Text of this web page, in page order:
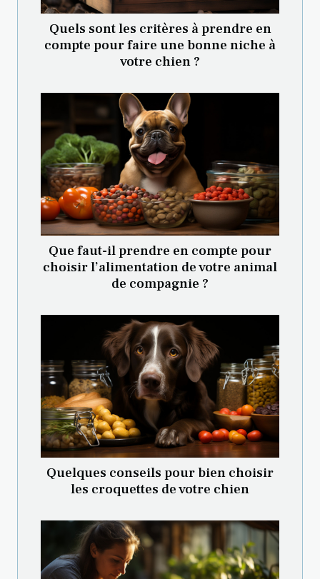
Quels sont les critères à prendre en
compte pour faire une bonne niche à
votre chien ?
Que faut-il prendre en compte pour
choisir l’alimentation de votre animal
de compagnie ?
Quelques conseils pour bien choisir
les croquettes de votre chien